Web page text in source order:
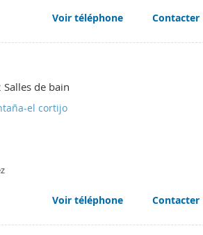
Voir téléphone Contacter
Salles de bain
el cortijo
Voir téléphone Contacter